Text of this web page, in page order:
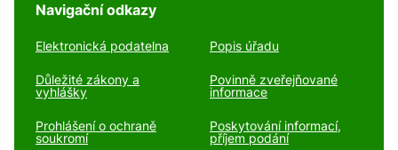
Navigační odkazy
Elektronická podatelna Popis úřadu
Důležité zákony a
vyhlášky
Povinně zveřejňované
informace
Prohlášení o ochraně
soukromí
Poskytování informací,
příjem podání